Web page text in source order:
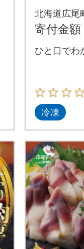
分)【ホ
貝 刺
北海道広尾
寄付金額
ひと口でわ
冷凍